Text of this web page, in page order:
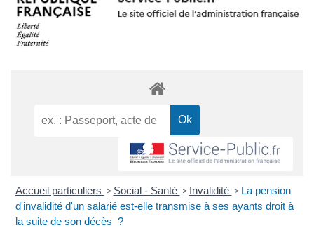
Accueil particuliers > Social - Santé > Invalidité > La pension
d'invalidité d'un salarié est-elle transmise à ses ayants droit à
la suite de son décès ?